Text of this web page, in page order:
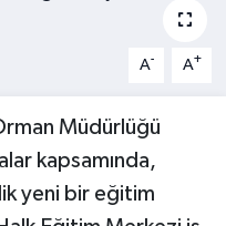
A- A+
Müdürlüğü
kapsamında,
yeni bir eğitim